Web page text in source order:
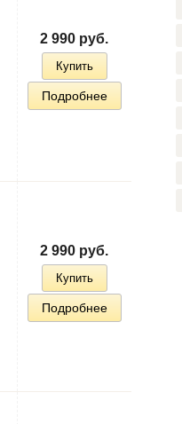
2 990 руб.
Купить
Подробнее
2 990 руб.
Купить
Подробнее